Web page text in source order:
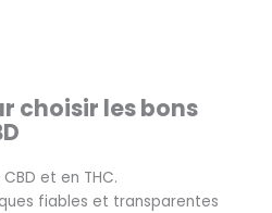
choisir les bons
et en THC.
fiables et transparentes